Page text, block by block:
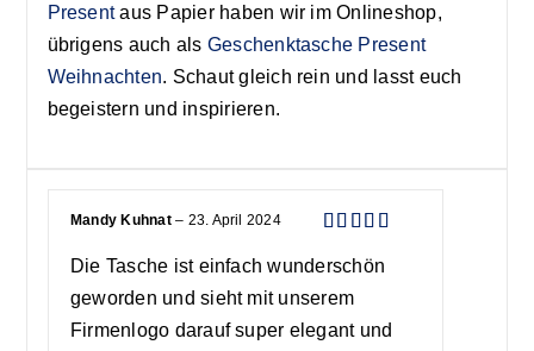
Presentaus Papier haben wir im Onlineshop,
übrigens auch als Geschenktasche Present
Weihnachten. Schaut gleich rein und lasst euch
begeistern und inspirieren.
mit5von 5
Mandy Kuhnat– 23. April 2024
Die Tasche ist einfach wunderschön
geworden und sieht mit unserem
Firmenlogo darauf super elegant und